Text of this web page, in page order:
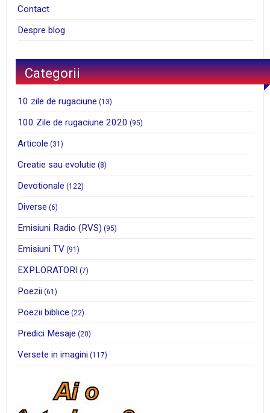
Contact
Despre blog
Categorii
10 zile de rugaciune (13)
100 Zile de rugaciune 2020 (95)
Articole (31)
Creatie sau evolutie (8)
Devotionale (122)
Diverse (6)
Emisiuni Radio (RVS) (95)
Emisiuni TV (91)
EXPLORATORI (7)
Poezii (61)
Poezii biblice (22)
Predici Mesaje (20)
Versete in imagini (117)